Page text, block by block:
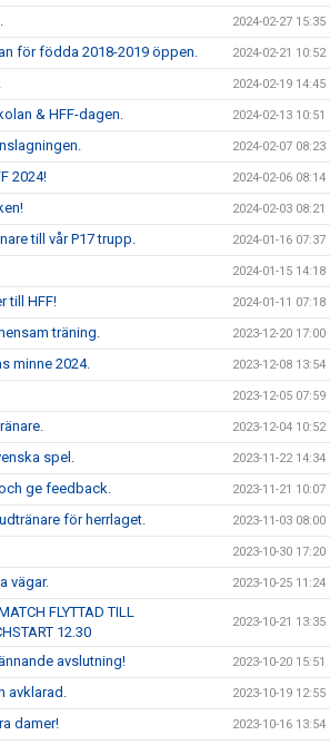
2024-02-27 15:35
för födda 2018-2019 öppen. 2024-02-21 10:52
2024-02-19 14:45
& HFF-dagen. 2024-02-13 10:51
2024-02-07 08:23
2024! 2024-02-06 08:14
2024-02-03 08:21
till vår P17 trupp. 2024-01-16 07:37
2024-01-15 14:18
till HFF! 2024-01-11 07:18
träning. 2023-12-20 17:00
minne 2024. 2023-12-08 13:54
2023-12-05 07:59
2023-12-04 10:52
spel. 2023-11-22 14:34
ge feedback. 2023-11-21 10:07
för herrlaget. 2023-11-03 08:00
2023-10-30 17:20
vägar. 2023-10-25 11:24
FLYTTAD TILL
12.30
2023-10-21 13:35
avslutning! 2023-10-20 15:51
avklarad. 2023-10-19 12:55
damer! 2023-10-16 13:54